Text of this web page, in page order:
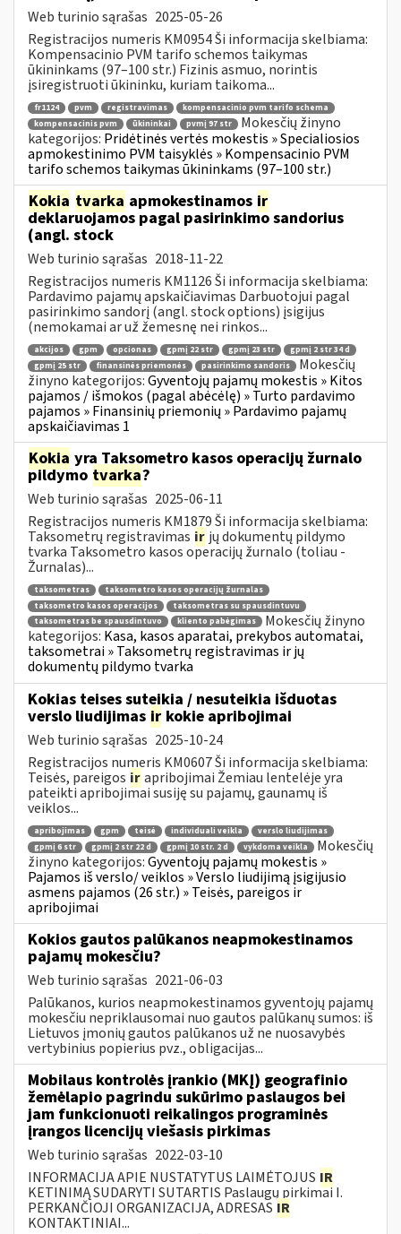
Web turinio sąrašas 2025-05-26
Registracijos numeris KM0954 Ši informacija skelbiama:
Kompensacinio PVM tarifo schemos taikymas
ūkininkams (97–100 str.) Fizinis asmuo, norintis
įsiregistruoti ūkininku, kuriam taikoma...
fr1124 pvm registravimas
kompensacinio pvm tarifo schema
kompensacinis pvm
ūkininkai pvmį 97 str
Mokesčių žinyno
kategorijos: Pridėtinės vertės mokestis » Specialiosios
apmokestinimo PVM taisyklės » Kompensacinio PVM
tarifo schemos taikymas ūkininkams (97–100 str.)
Kokia tvarka apmokestinamos ir
deklaruojamos pagal pasirinkimo sandorius
(angl. stock
Web turinio sąrašas 2018-11-22
Registracijos numeris KM1126 Ši informacija skelbiama:
Pardavimo pajamų apskaičiavimas Darbuotojui pagal
pasirinkimo sandorį (angl. stock options) įsigijus
(nemokamai ar už žemesnę nei rinkos...
akcijos gpm opcionas gpmį 22 str gpmį 23 str
gpmį 2 str 34 d
gpmį 25 str
finansinės priemonės pasirinkimo sandoris
Mokesčių
žinyno kategorijos:Gyventojų pajamų mokestis » Kitos
pajamos / išmokos (pagal abėcėlę) » Turto pardavimo
pajamos » Finansinių priemonių » Pardavimo pajamų
apskaičiavimas 1
Kokia yra Taksometro kasos operacijų žurnalo
pildymo tvarka?
Web turinio sąrašas 2025-06-11
Registracijos numeris KM1879 Ši informacija skelbiama:
Taksometrų registravimas ir jų dokumentų pildymo
tvarka Taksometro kasos operacijų žurnalo (toliau -
Žurnalas)...
taksometras
taksometro kasos operacijų žurnalas
taksometro kasos operacijos
taksometras su spausdintuvu
taksometras be spausdintuvo
kliento pabėgimas
Mokesčių žinyno
kategorijos: Kasa, kasos aparatai, prekybos automatai,
taksometrai » Taksometrų registravimas ir jų
dokumentų pildymo tvarka
Kokias teises suteikia / nesuteikia išduotas
verslo liudijimas ir kokie apribojimai
Web turinio sąrašas 2025-10-24
Registracijos numeris KM0607 Ši informacija skelbiama:
Teisės, pareigos irapribojimai Žemiau lentelėje yra
pateikti apribojimai susiję su pajamų, gaunamų iš
veiklos...
apribojimas gpm teisė individuali veikla
verslo liudijimas
gpmį 6 str
gpmį 2 str 22 d gpmį 10 str. 2 d vykdoma veikla
Mokesčių
žinyno kategorijos:Gyventojų pajamų mokestis »
Pajamos iš verslo/ veiklos » Verslo liudijimą įsigijusio
asmens pajamos (26 str.) » Teisės, pareigos ir
apribojimai
Kokios gautos palūkanos neapmokestinamos
pajamų mokesčiu?
Web turinio sąrašas 2021-06-03
Palūkanos, kurios neapmokestinamos gyventojų pajamų
mokesčiu nepriklausomai nuo gautos palūkanų sumos: iš
Lietuvos įmonių gautos palūkanos už ne nuosavybės
vertybinius popierius pvz., obligacijas...
Mobilaus kontrolės įrankio (MKĮ) geografinio
žemėlapio pagrindu sukūrimo paslaugos bei
jam funkcionuoti reikalingos programinės
įrangos licencijų viešasis pirkimas
Web turinio sąrašas 2022-03-10
INFORMACIJA APIE NUSTATYTUS LAIMĖTOJUS IR
KETINIMĄ SUDARYTI SUTARTIS Paslaugų pirkimai I.
PERKANČIOJI ORGANIZACIJA, ADRESAS IR
KONTAKTINIAI...